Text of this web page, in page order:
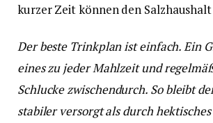
kurzer Zeit können den
Der beste Trinkplan ist einfach. Ein
eines zu jeder Mahlzeit und
Schlucke zwischendurch. So bleibt
stabiler versorgt als durch